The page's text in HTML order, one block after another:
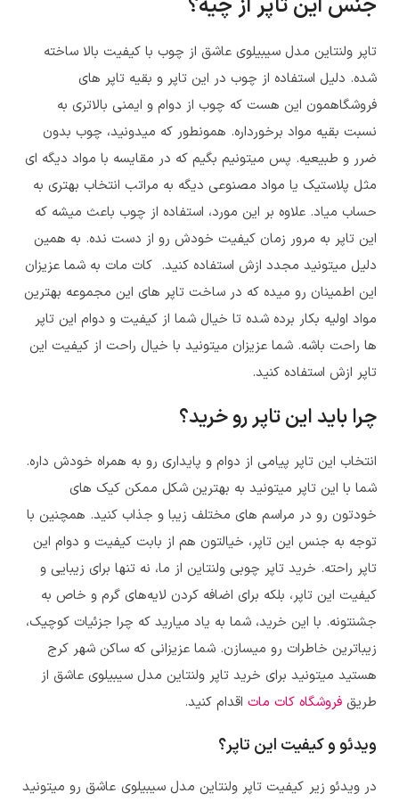
تاپر ولنتاین مدل سیبیلوی عاشق از چوب با کیفیت بالا ساخته
شده. دلیل استفاده از چوب در این تاپر و بقیه تاپر های
فروشگاهمون این هست که چوب از دوام و ایمنی بالاتری به
نسبت بقیه مواد برخورداره. همونطور که میدونید، چوب بدون
ضرر و طبیعیه. پس میتونیم بگیم که در مقایسه با مواد دیگه ای
مثل پلاستیک یا مواد مصنوعی دیگه به مراتب انتخاب بهتری به
حساب میاد. علاوه بر این مورد، استفاده از چوب باعث میشه که
این تاپر به مرور زمان کیفیت خودش رو از دست نده. به همین
دلیل میتونید مجدد ازش استفاده کنید. کات مات به شما عزیزان
این اطمینان رو میده که در ساخت تاپر های این مجموعه بهترین
مواد اولیه بکار برده شده تا خیال شما از کیفیت و دوام این تاپر
ها راحت باشه. شما عزیزان میتونید با خیال راحت از کیفیت این
تاپر ازش استفاده کنید.
چرا باید این تاپر رو خرید؟
انتخاب این تاپر پیامی از دوام و پایداری رو به همراه خودش داره.
شما با این تاپر میتونید به بهترین شکل ممکن کیک های
خودتون رو در مراسم های مختلف زیبا و جذاب کنید. همچنین با
توجه به جنس این تاپر، خیالتون هم از بابت کیفیت و دوام این
تاپر راحته. خرید تاپر چوبی ولنتاین از ما، نه تنها برای زیبایی و
کیفیت این تاپر، بلکه برای اضافه کردن لایه‌های گرم و خاص به
جشنتونه. با این خرید، شما به یاد میارید که چرا جزئیات کوچیک،
زیباترین خاطرات رو میسازن. شما عزیزانی که ساکن شهر کرج
هستید میتونید برای خرید تاپر ولنتاین مدل سیبیلوی عاشق از
طریق فروشگاه کات مات اقدام کنید.
ویدئو و کیفیت این تاپر؟
در ویدئو زیر کیفیت تاپر ولنتاین مدل سیبیلوی عاشقرو میتونید